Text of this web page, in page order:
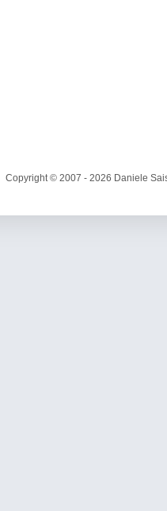
Copyright © 2007 - 2026 Daniele